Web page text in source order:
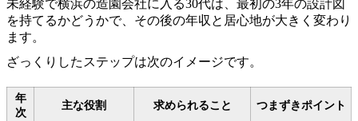
未経験で横浜の造園会社に入る30代は、最初の3年の設計図
を持てるかどうかで、その後の年収と居心地が大きく変わり
ます。
ざっくりしたステップは次のイメージです。
年
次
主な役割 求められること つまずきポイント